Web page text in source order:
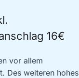
16€
vor allem
Des weiteren hohes